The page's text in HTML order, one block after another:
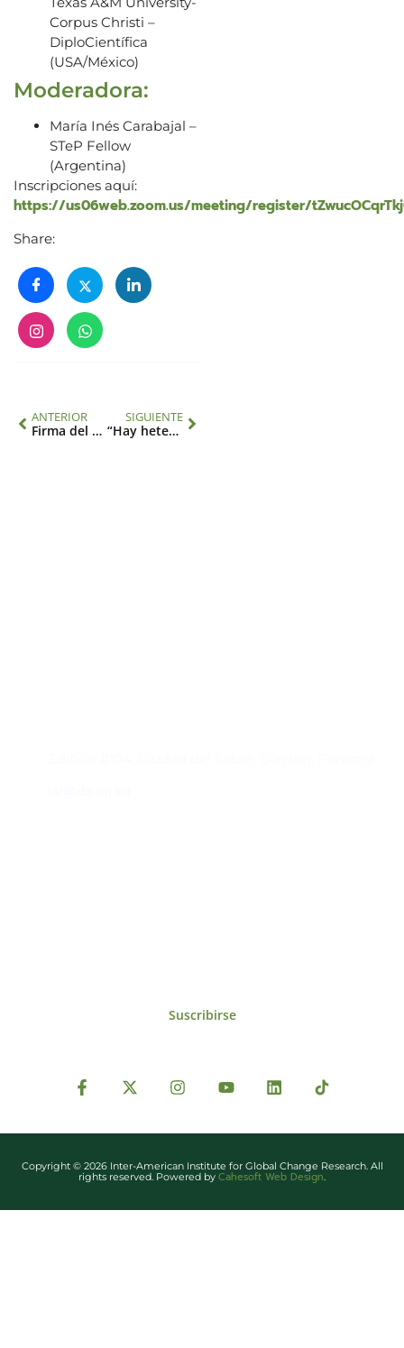
Corpus Christi –
DiploCientífica
(USA/México)
Moderadora:
María Inés Carabajal –
STeP Fellow
(Argentina)
Inscripciones aquí:
https://us06web.zoom.us/meeting/register/
Share:
ANTERIOR
Firma del acuerdo sobre el establecimiento de la Sede de la Dirección Ejecutiva del IAI en Panamá
SIGUIENTE
“Hay heterogeneidad en el cumplimiento de la Meta 3”: avances en la protección de la biodiversidad en la región
Suscribirse
Copyright © 2026 Inter-American Institute for Global Change Research. All
rights reserved. Powered by Cahesoft Web Design.